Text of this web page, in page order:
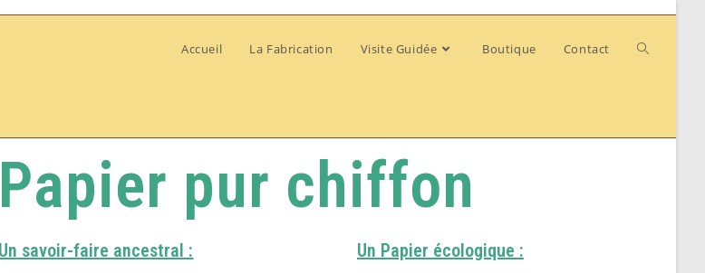
Accueil La Fabrication Visite Guidée Boutique Contact
pur chiffon
Un savoir-faire ancestral : Un Papier écologique :